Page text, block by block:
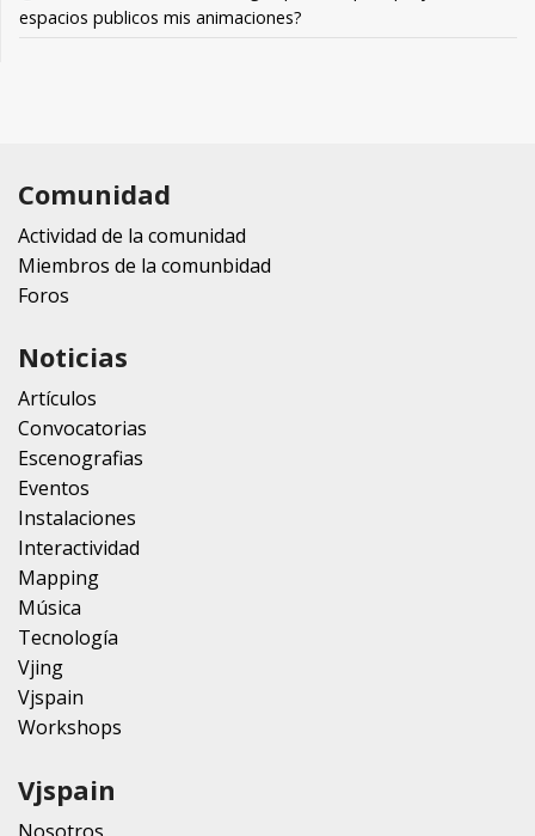
espacios publicos mis animaciones?
Comunidad
Actividad de la comunidad
Miembros de la comunbidad
Foros
Noticias
Artículos
Convocatorias
Escenografias
Eventos
Instalaciones
Interactividad
Mapping
Música
Tecnología
Vjing
Vjspain
Workshops
Vjspain
Nosotros